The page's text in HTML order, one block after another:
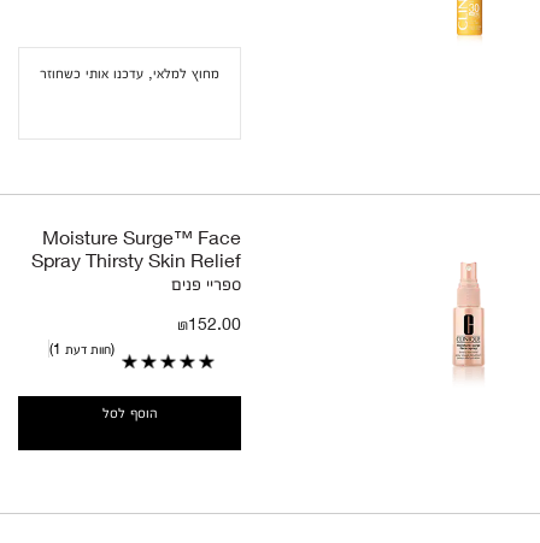
מחוץ למלאי, עדכנו אותי כשחוזר
Moisture Surge™ Face
Spray Thirsty Skin Relief
ספריי פנים
₪152.00
חוות דעת 1
הוסף לסל